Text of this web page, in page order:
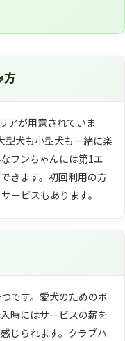
方
アが用意されていま
型犬も小型犬も一緒に楽
ワンちゃんには第1エ
きます。初回利用の方
ービスもあります。
です。愛犬のためのボ
時にはサービスの薪を
じられます。クラブハ